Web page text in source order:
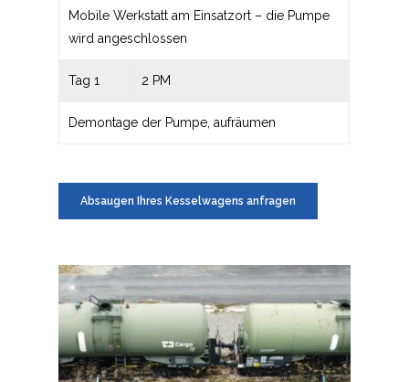
Mobile Werkstatt am Einsatzort – die Pumpe
wird angeschlossen
Tag 1 2 PM
Demontage der Pumpe, aufräumen
Absaugen Ihres Kesselwagens anfragen